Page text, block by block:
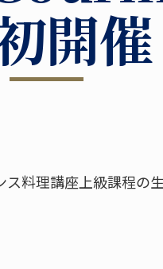
開催
料理講座上級課程の